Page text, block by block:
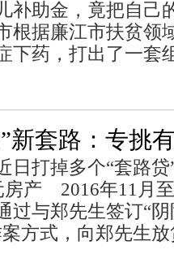
补助金，竟把自己
根据廉江市扶贫领
下药，打出了一套
新套路：专挑
日打掉多个“套路
房产 2016年11月
过与郑先生签订“
方式，向郑先生放